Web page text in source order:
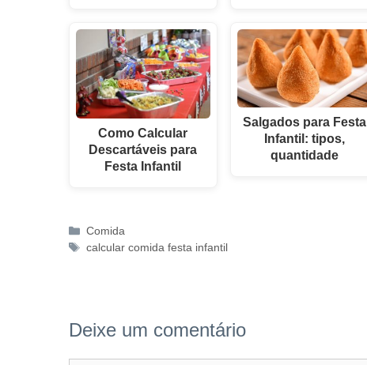
Como Calcular
Descartáveis para
Festa Infantil
Salgados para Festa
Infantil: tipos,
quantidade
Categorias
Comida
Tags
calcular comida festa infantil
Deixe um comentário